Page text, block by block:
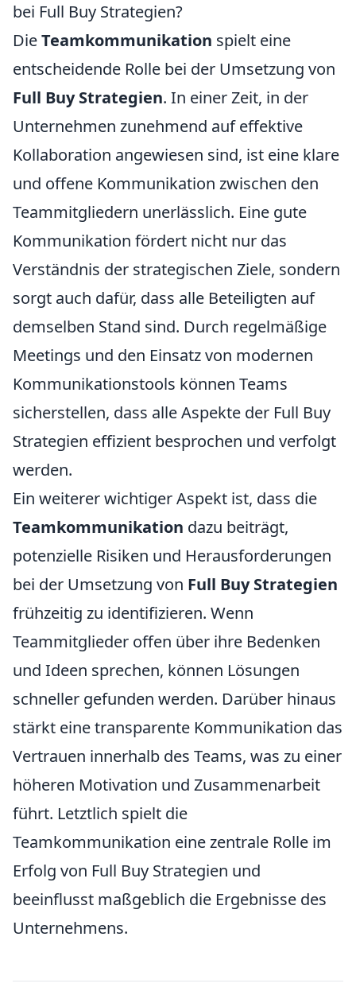
bei Full Buy Strategien?
DieTeamkommunikation spielt eine
entscheidende Rolle bei der Umsetzung von
Full Buy Strategien. In einer Zeit, in der
Unternehmen zunehmend auf effektive
Kollaboration angewiesen sind, ist eine klare
und offene Kommunikation zwischen den
Teammitgliedern unerlässlich. Eine gute
Kommunikation fördert nicht nur das
Verständnis der strategischen Ziele, sondern
sorgt auch dafür, dass alle Beteiligten auf
demselben Stand sind. Durch regelmäßige
Meetings und den Einsatz von modernen
Kommunikationstools können Teams
sicherstellen, dass alle Aspekte der Full Buy
Strategien effizient besprochen und verfolgt
werden.
Ein weiterer wichtiger Aspekt ist, dass die
Teamkommunikation dazu beiträgt,
potenzielle Risiken und Herausforderungen
bei der Umsetzung von Full Buy Strategien
frühzeitig zu identifizieren. Wenn
Teammitglieder offen über ihre Bedenken
und Ideen sprechen, können Lösungen
schneller gefunden werden. Darüber hinaus
stärkt eine transparente Kommunikation das
Vertrauen innerhalb des Teams, was zu einer
höheren Motivation und Zusammenarbeit
führt. Letztlich spielt die
Teamkommunikation eine zentrale Rolle im
Erfolg von Full Buy Strategien und
beeinflusst maßgeblich die Ergebnisse des
Unternehmens.